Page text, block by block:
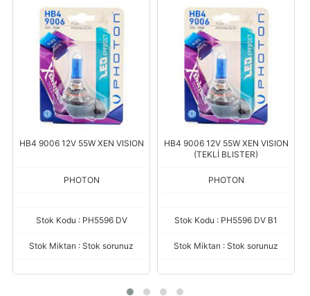
HB4 9006 12V 55W XEN VISION
PHOTON
Stok Kodu : PH5596 DV
Stok Miktarı : Stok sorunuz
HB4 9006 12V 55W XEN VISION
(TEKLİ BLISTER)
PHOTON
Stok Kodu : PH5596 DV B1
Stok Miktarı : Stok sorunuz